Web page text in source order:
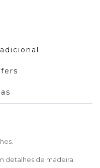
detalhes de madeira